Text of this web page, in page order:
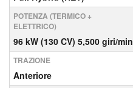
POTENZA (TERMICO +
ELETTRICO)
96 kW (130 CV) 5,500 giri/min
TRAZIONE
Anteriore